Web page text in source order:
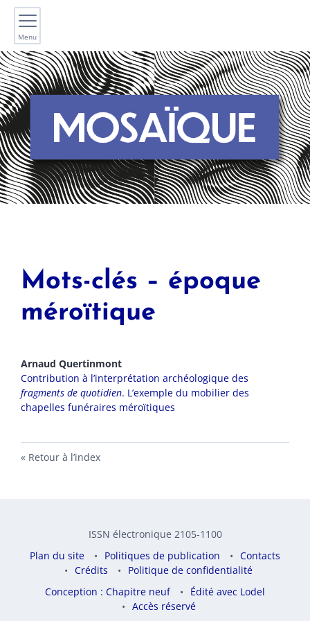
Menu
Mots-clés – époque
méroïtique
Arnaud Quertinmont
Contribution à l’interprétation archéologique des
fragments de quotidien. L’exemple du mobilier des
chapelles funéraires méroïtiques
Retour à l’index
ISSN électronique 2105-1100
Plan du site
Politiques de publication
Contacts
Crédits
Politique de confidentialité
Conception : Chapitre neuf
Édité avec Lodel
Accès réservé